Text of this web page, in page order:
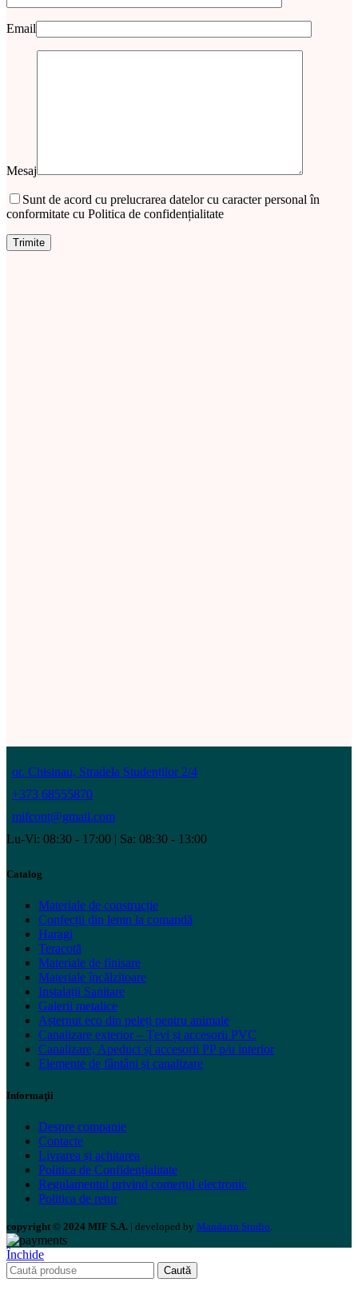
Email
Mesaj
Sunt de acord cu prelucrarea datelor cu caracter personal în
conformitate cu Politica de confidențialitate
or. Chisinau, Stradela Studenților 2/4
+373 68555870
mifcont@gmail.com
Lu-Vi: 08:30 - 17:00 | Sa: 08:30 - 13:00
Catalog
Materiale de construcție
Confecții din lemn la comandă
Haragi
Teracotă
Materiale de finisare
Materiale încălzitoare
Instalații Sanitare
Galerii metalice
Așternut eco din peleți pentru animale
Canalizare exterior – Țevi și accesorii PVC
Canalizare, Apeduct și accesorii PP p/u interior
Elemente de fântâni și canalizare
Informaţii
Despre companie
Contacte
Livrarea și achitarea
Politica de Confidențialitate
Regulamentul privind comerțul electronic
Politica de retur
copyright © 2024 MIF S.A. | developed by Mandarin Studio
Închide
Caută